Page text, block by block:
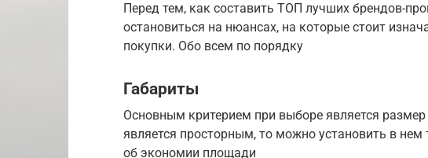
Перед тем, как составить ТОП лучших брендов-
остановиться на нюансах, на которые стоит
покупки. Обо всем по порядку
Габариты
Основным критерием при выборе является
является просторным, то можно установить в
об экономии площади